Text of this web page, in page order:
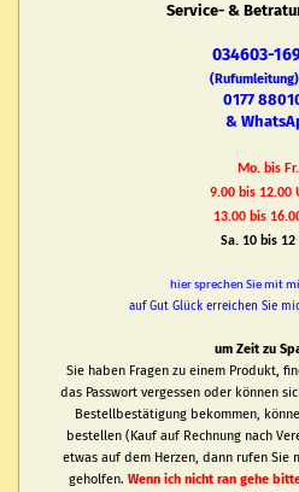
Service- &
034603-
0177
&
Mo. bis
9.00 bis 12.00
13.00 bis
Sa. 10 bis 12
hier sprechen Sie mit
auf Gut Glück erreichen Sie
um Zeit zu
Sie haben Fragen zu einem Produkt,
das Passwort vergessen oder können
Bestellbestätigung bekommen,
bestellen (Kauf auf Rechnung nach
etwas auf dem Herzen, dann rufen Sie
geholfen. Wenn ich nicht ran gehe